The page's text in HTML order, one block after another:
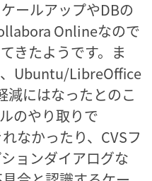
ールアップやDBの
Onlineなので
きたようです。ま
Ubuntu/LibreOffice
にはなったとのこ
のやり取りで
なかったり、CVSフ
ョンダイアログな